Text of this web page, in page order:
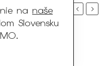
na naše
Slovensku
.
PreviousNext